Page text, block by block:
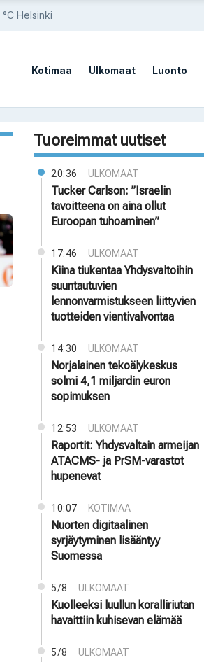
°C Helsinki
Kotimaa Ulkomaat Luonto
Tuoreimmat uutiset
20:36 ULKOMAAT
Tucker Carlson: ”Israelin
tavoitteena on aina ollut
Euroopan tuhoaminen”
17:46 ULKOMAAT
Kiina tiukentaa Yhdysvaltoihin
suuntautuvien
lennonvarmistukseen liittyvien
tuotteiden vientivalvontaa
14:30 ULKOMAAT
Norjalainen tekoälykeskus
solmi 4,1 miljardin euron
sopimuksen
12:53 ULKOMAAT
Raportit: Yhdysvaltain armeijan
ATACMS- ja PrSM-varastot
hupenevat
10:07 KOTIMAA
Nuorten digitaalinen
syrjäytyminen lisääntyy
Suomessa
5/8 ULKOMAAT
Kuolleeksi luullun koralliriutan
havaittiin kuhisevan elämää
5/8 ULKOMAAT